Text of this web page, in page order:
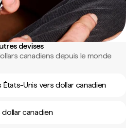
devises
canadiens depuis le monde
Unis vers dollar canadien
canadien